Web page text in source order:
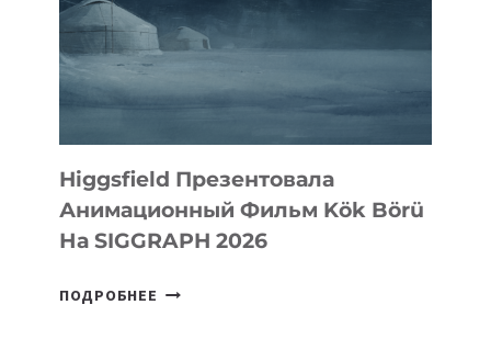
Higgsfield Презентовала
Анимационный Фильм Kök Börü
На SIGGRAPH 2026
ПОДРОБНЕЕ HIGGSFIELD